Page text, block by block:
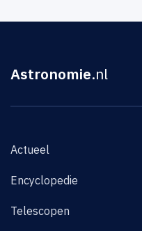
Astronomie.nl
Actueel
Encyclopedie
Telescopen